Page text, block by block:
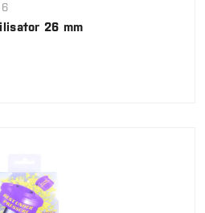
26 mm